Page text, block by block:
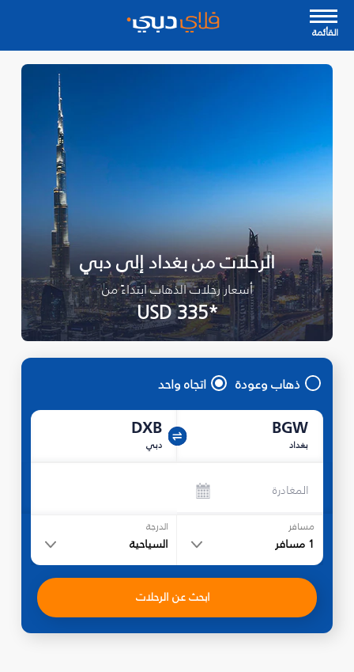
القأئمة
الرحلات من بغداد إلى دبي
أسعار رحلات الذهاب ابتداءً من
*USD 335
ذهاب وعودة اتجاه واحد
BGW
بغداد
DXB
دبي
المغادرة
مسافر
1 مسافر
الدرجة
السياحية
ابحث عن الرحلات